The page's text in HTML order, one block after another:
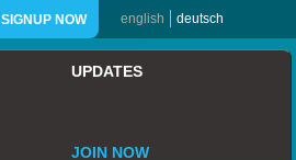
SIGNUP NOW english deutsch
UPDATES
JOIN NOW